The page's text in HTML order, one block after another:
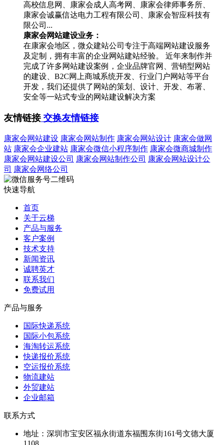
高校信息网、康家会成人高考网、康家会律师事务所、
康家会诚赢信达电力工程有限公司、康家会智应科技有
限公司...
康家会网站建设业务：
在康家会地区，微众建站公司专注于高端网站建设服务
及定制，拥有丰富的企业网站建站经验。 近年来制作并
完成了许多网站建设案例，企业品牌官网、营销型网站
的建设、B2C网上商城系统开发、行业门户网站等平台
开发，我们还提供了网站的策划、设计、开发、布署、
安全等一站式专业的网站建设解决方案
友情链接交换友情链接
康家会网站建设 康家会网站制作 康家会网站设计 康家会做网
站 康家会企业建站 康家会微信小程序制作 康家会微商城制作
康家会网站建设公司 康家会网站制作公司 康家会网站设计公
司 康家会网络公司
快速导航
首页
关于云梯
产品与服务
客户案例
技术支持
新闻资讯
诚聘英才
联系我们
免费试用
产品与服务
国际快递系统
国际小包系统
海淘转运系统
快递报价系统
空运报价系统
物流建站
外贸建站
企业邮箱
联系方式
地址： 深圳市宝安区福永街道东福围东街161号文德大厦
1108